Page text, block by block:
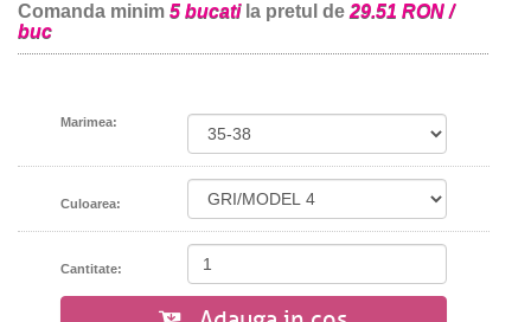
Comanda minim 5 bucatila pretul de 29.51 RON /
buc
Marimea:
Culoarea:
Cantitate: